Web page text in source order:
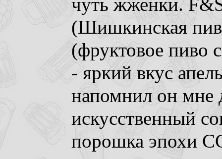
чуть жженки.
(Шишкинская
(фруктовое пиво
- яркий вкус
напомнил он мне
искусственный
порошка эпохи